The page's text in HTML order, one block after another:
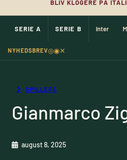
BLIV KLOGERE PÅ
SERIE A SERIE B Inter
NYHEDSBREV◎◉✕
SPILLERE
Gianmarco
august 8, 2025